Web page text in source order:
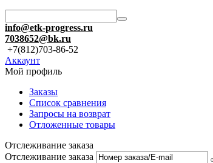
info@etk-progress.ru
7038652@bk.ru
+7(812)703-86-52
Аккаунт
Мой профиль
Заказы
Список сравнения
Запросы на возврат
Отложенные товары
Отслеживание заказа
Отслеживание заказа